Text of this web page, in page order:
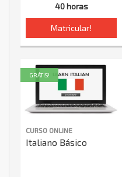
40 horas
Matricular!
CURSO ONLINE
Italiano Básico
GRÁTIS!